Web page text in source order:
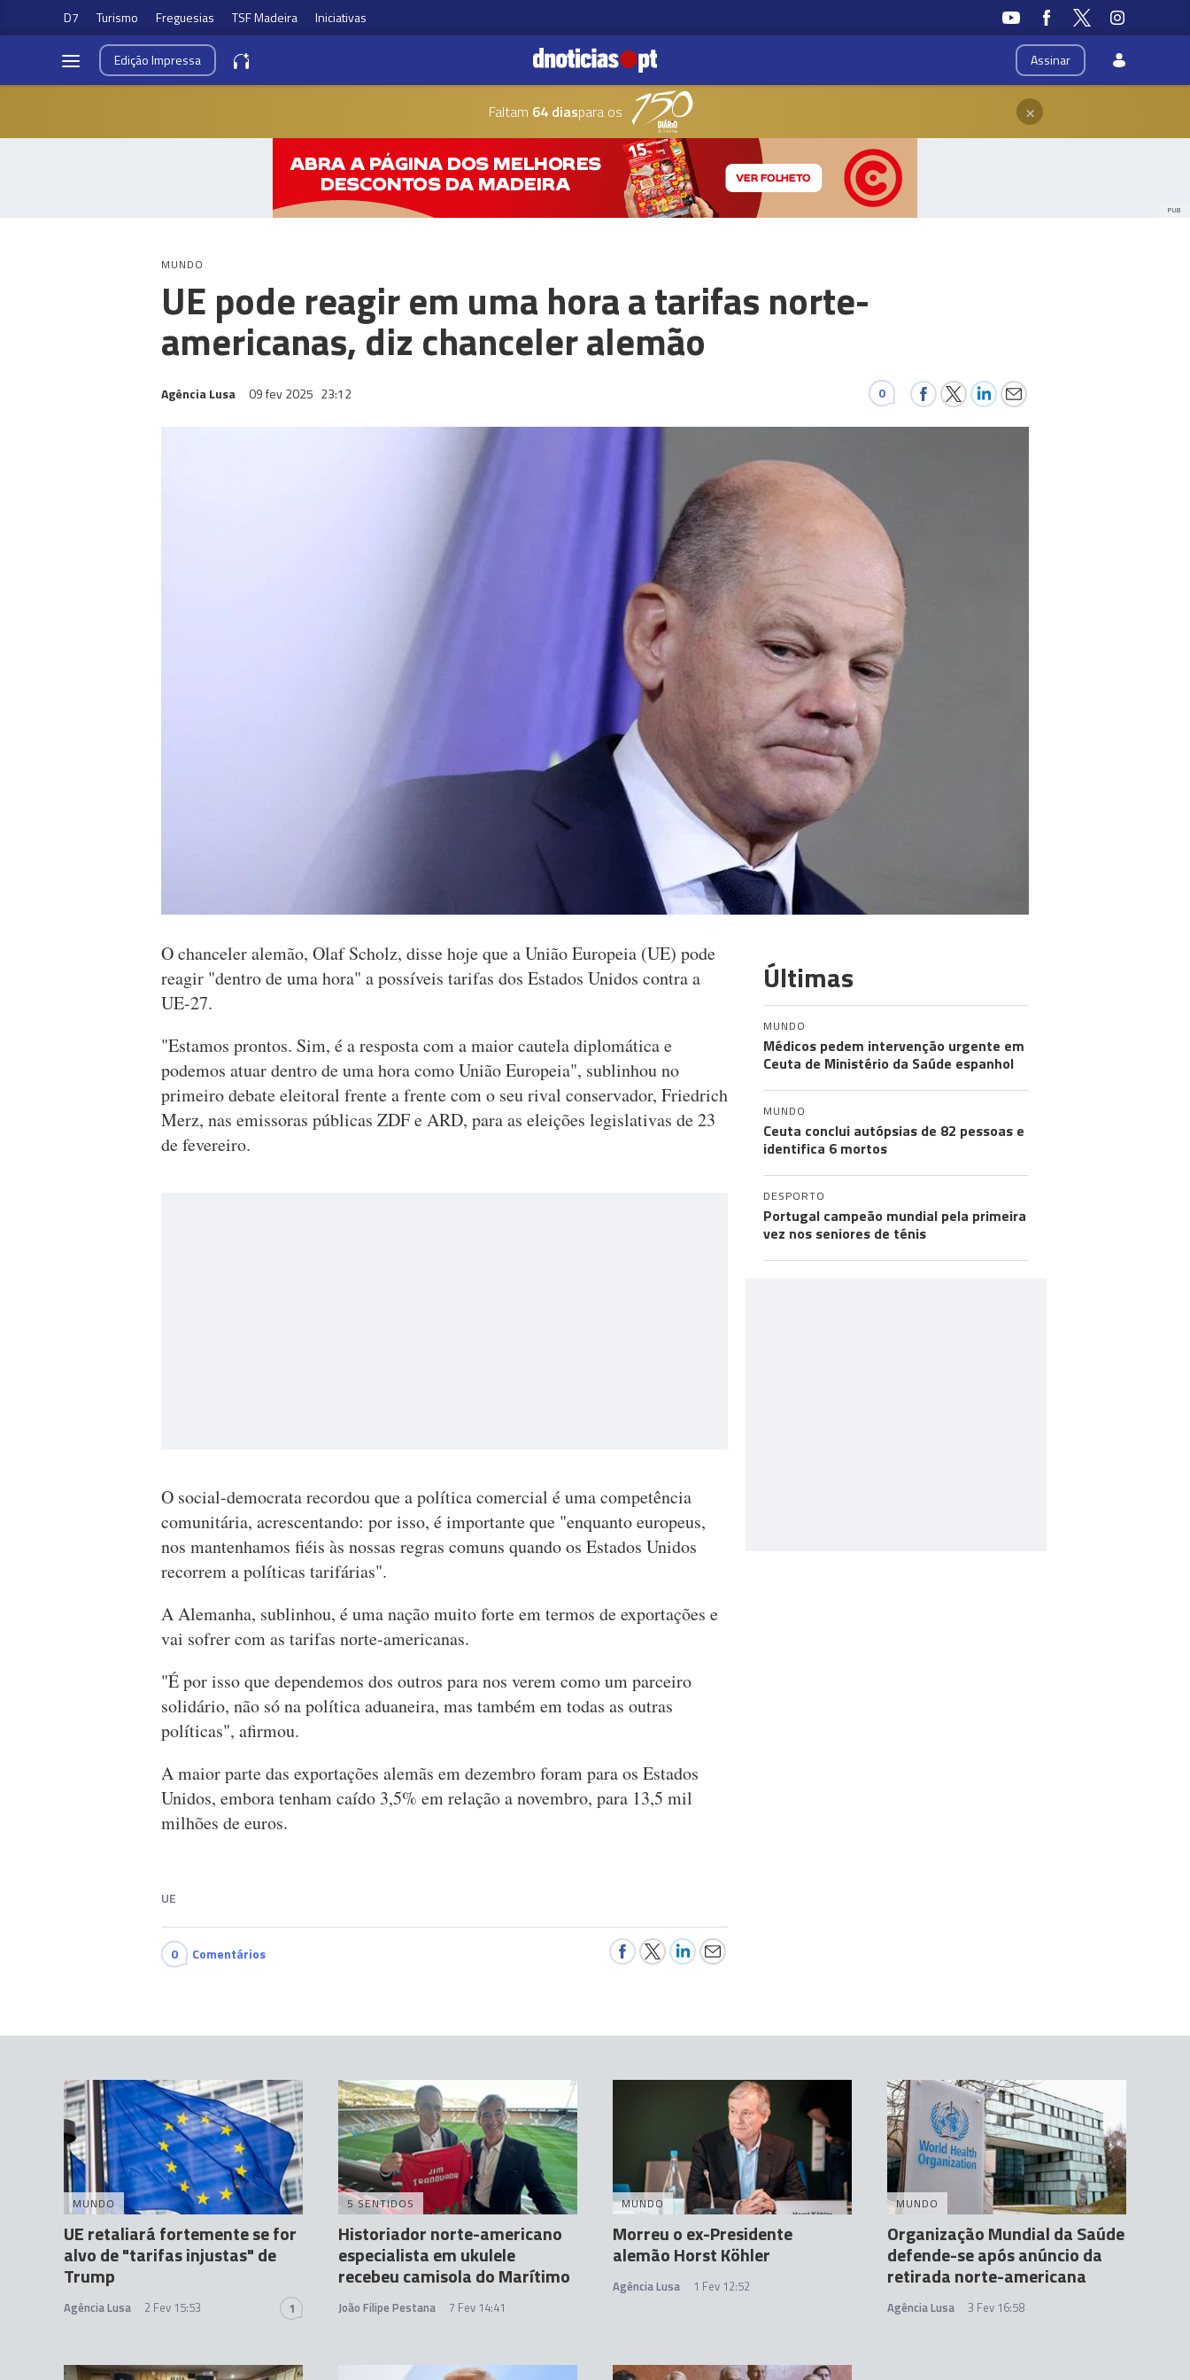
D7 Turismo Freguesias TSF Madeira Iniciativas
Assinar
EdiçãoImpressa
Faltam 64 diaspara os ×
PUB
MUNDO
UE pode reagir em uma hora a tarifas norte-
americanas, diz chanceler alemão
Agência Lusa 09 fev 2025 23:12 0
O chanceler alemão, Olaf Scholz, disse hoje que a União Europeia (UE) pode
reagir "dentro de uma hora" a possíveis tarifas dos Estados Unidos contra a
UE-27.
"Estamos prontos. Sim, é a resposta com a maior cautela diplomática e
podemos atuar dentro de uma hora como União Europeia", sublinhou no
primeiro debate eleitoral frente a frente com o seu rival conservador, Friedrich
Merz, nas emissoras públicas ZDF e ARD, para as eleições legislativas de 23
de fevereiro.
O social-democrata recordou que a política comercial é uma competência
comunitária, acrescentando: por isso, é importante que "enquanto europeus,
nos mantenhamos fiéis às nossas regras comuns quando os Estados Unidos
recorrem a políticas tarifárias".
A Alemanha, sublinhou, é uma nação muito forte em termos de exportações e
vai sofrer com as tarifas norte-americanas.
"É por isso que dependemos dos outros para nos verem como um parceiro
solidário, não só na política aduaneira, mas também em todas as outras
políticas", afirmou.
A maior parte das exportações alemãs em dezembro foram para os Estados
Unidos, embora tenham caído 3,5% em relação a novembro, para 13,5 mil
milhões de euros.
UE
0 Comentários
Últimas
MUNDO
Médicos pedem intervenção urgente em
Ceuta de Ministério da Saúde espanhol
MUNDO
Ceuta conclui autópsias de 82 pessoas e
identifica 6 mortos
DESPORTO
Portugal campeão mundial pela primeira
vez nos seniores de ténis
MUNDO
UE retaliará fortemente se for
alvo de "tarifas injustas" de
Trump
Agência Lusa 2 Fev 15:53 1
5 SENTIDOS
Historiador norte-americano
especialista em ukulele
recebeu camisola do Marítimo
João Filipe Pestana 7 Fev 14:41
MUNDO
Morreu o ex-Presidente
alemão Horst Köhler
Agência Lusa 1 Fev 12:52
MUNDO
Organização Mundial da Saúde
defende-se após anúncio da
retirada norte-americana
Agência Lusa 3 Fev 16:58